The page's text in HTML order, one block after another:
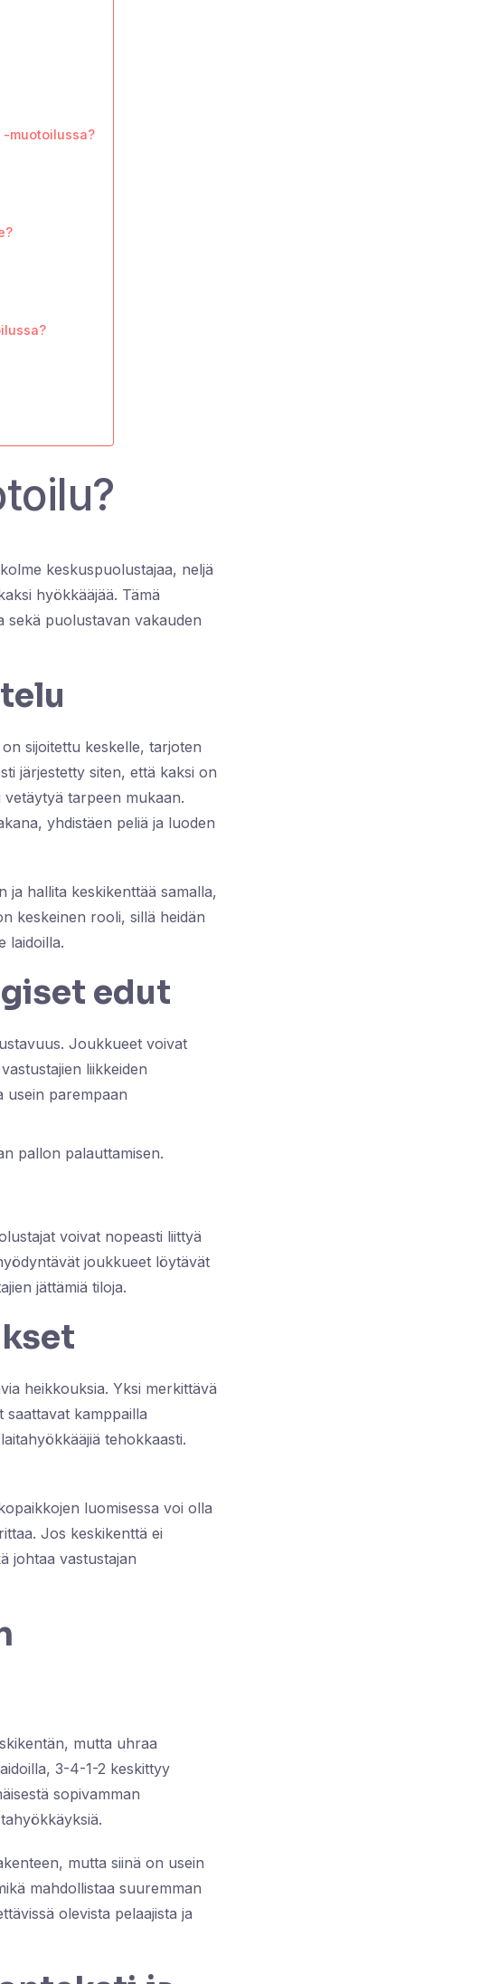
muotoilussa?
keskuspuolustajaa, neljä
hyökkääjää. Tämä
sekä puolustavan vakauden
sijoitettu keskelle, tarjoten
järjestetty siten, että kaksi on
vetäytyä tarpeen mukaan.
yhdistäen peliä ja luoden
ja hallita keskikenttää samalla,
keskeinen rooli, sillä heidän
laidoilla.
edut
Joukkueet voivat
liikkeiden
usein parempaan
pallon palauttamisen.
voivat nopeasti liittyä
joukkueet löytävät
jättämiä tiloja.
heikkouksia. Yksi merkittävä
saattavat kamppailla
tehokkaasti.
luomisessa voi olla
Jos keskikenttä ei
johtaa vastustajan
mutta uhraa
3-4-1-2 keskittyy
sopivamman
mutta siinä on usein
mahdollistaa suuremman
olevista pelaajista ja